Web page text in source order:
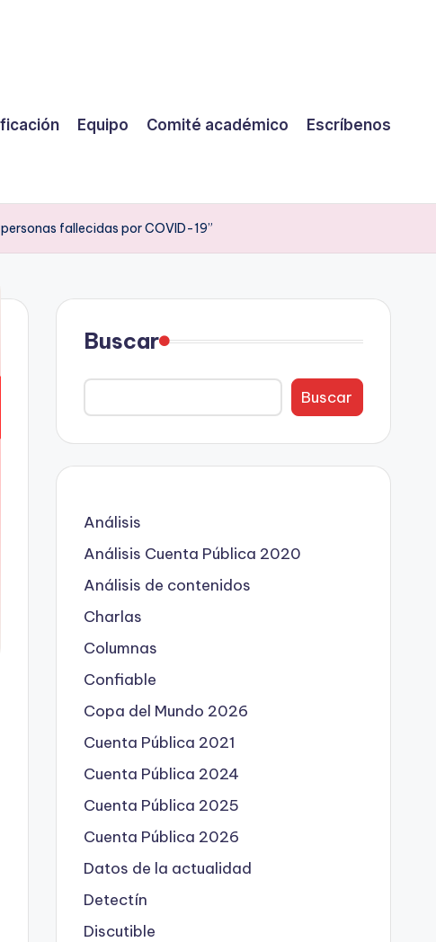
Equipo Comité académico Escríbenos
fallecidas por COVID-19”
Buscar
Buscar
Análisis
Análisis Cuenta Pública 2020
Análisis de contenidos
Charlas
Columnas
Confiable
Copa del Mundo 2026
Cuenta Pública 2021
Cuenta Pública 2024
Cuenta Pública 2025
Cuenta Pública 2026
Datos de la actualidad
Detectín
Discutible